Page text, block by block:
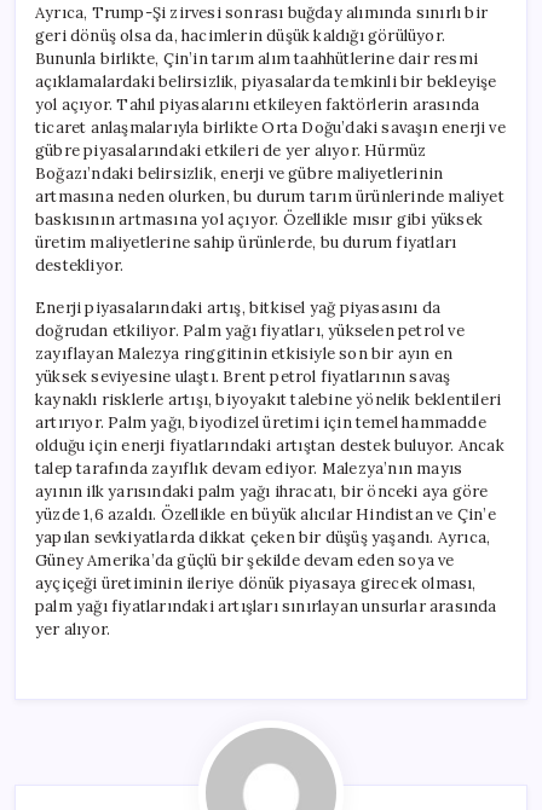
Ayrıca, Trump-Şi zirvesi sonrası buğday alımında sınırlı bir
geri dönüş olsa da, hacimlerin düşük kaldığı görülüyor.
Bununla birlikte, Çin’in tarım alım taahhütlerine dair resmi
açıklamalardaki belirsizlik, piyasalarda temkinli bir bekleyişe
yol açıyor. Tahıl piyasalarını etkileyen faktörlerin arasında
ticaret anlaşmalarıyla birlikte Orta Doğu’daki savaşın enerji ve
gübre piyasalarındaki etkileri de yer alıyor. Hürmüz
Boğazı’ndaki belirsizlik, enerji ve gübre maliyetlerinin
artmasına neden olurken, bu durum tarım ürünlerinde maliyet
baskısının artmasına yol açıyor. Özellikle mısır gibi yüksek
üretim maliyetlerine sahip ürünlerde, bu durum fiyatları
destekliyor.
Enerji piyasalarındaki artış, bitkisel yağ piyasasını da
doğrudan etkiliyor. Palm yağı fiyatları, yükselen petrol ve
zayıflayan Malezya ringgitinin etkisiyle son bir ayın en
yüksek seviyesine ulaştı. Brent petrol fiyatlarının savaş
kaynaklı risklerle artışı, biyoyakıt talebine yönelik beklentileri
artırıyor. Palm yağı, biyodizel üretimi için temel hammadde
olduğu için enerji fiyatlarındaki artıştan destek buluyor. Ancak
talep tarafında zayıflık devam ediyor. Malezya’nın mayıs
ayının ilk yarısındaki palm yağı ihracatı, bir önceki aya göre
yüzde 1,6 azaldı. Özellikle en büyük alıcılar Hindistan ve Çin’e
yapılan sevkiyatlarda dikkat çeken bir düşüş yaşandı. Ayrıca,
Güney Amerika’da güçlü bir şekilde devam eden soya ve
ayçiçeği üretiminin ileriye dönük piyasaya girecek olması,
palm yağı fiyatlarındaki artışları sınırlayan unsurlar arasında
yer alıyor.